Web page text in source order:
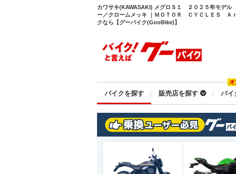
カワサキ(KAWASAKI) メグロＳ１ ２０２５年モデ
ー／クロームメッキ ｜ＭＯＴＯＲ ＣＹＣＬＥＳ Ａ
クなら【グーバイク(GooBike)】
バイクを探す 販売店を探す バイ